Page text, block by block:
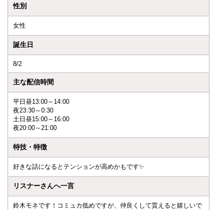
性別
女性
誕生日
8/2
主な配信時間
平日昼13:00～14:00
夜23:30～0:30
土日昼15:00～16:00
夜20:00～21:00
特技・特徴
好きな話になるとテンションが高めかもです✨
リスナーさんへ一言
鈴木モネです！コミュカ低めですが、仲良くして貰えると嬉しいで